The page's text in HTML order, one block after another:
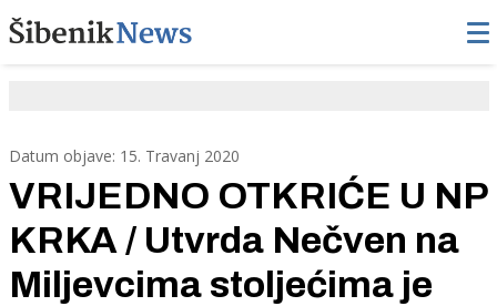
Datum objave: 15. Travanj 2020
VRIJEDNO OTKRIĆE U NP
KRKA / Utvrda Nečven na
Miljevcima stoljećima je